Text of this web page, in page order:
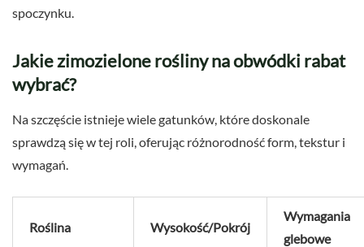
spoczynku.
Jakie zimozielone rośliny na obwódki rabat
wybrać?
Na szczęście istnieje wiele gatunków, które doskonale
sprawdzą się w tej roli, oferując różnorodność form, tekstur i
wymagań.
Roślina Wysokość/Pokrój
Wymagania
glebowe